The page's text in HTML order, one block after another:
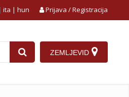
Prijava / Registracija
ita | hun
ZEMLJEVID